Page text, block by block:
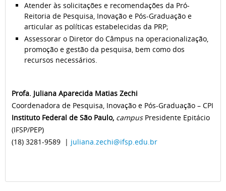
Atender às solicitações e recomendações da Pró-
Reitoria de Pesquisa, Inovação e Pós-Graduação e
articular as políticas estabelecidas da PRP;
Assessorar o Diretor do Câmpus na operacionalização,
promoção e gestão da pesquisa, bem como dos
recursos necessários.
Profa. Juliana Aparecida Matias Zechi
Coordenadora de Pesquisa, Inovação e Pós-Graduação – CPI
Instituto Federal de São Paulo, campusPresidente Epitácio
(IFSP/PEP)
(18) 3281-9589 | juliana.zechi@ifsp.edu.br